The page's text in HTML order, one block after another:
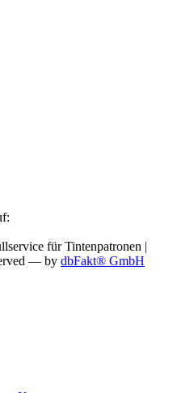
fürTintenpatronen |
— by dbFakt® GmbH